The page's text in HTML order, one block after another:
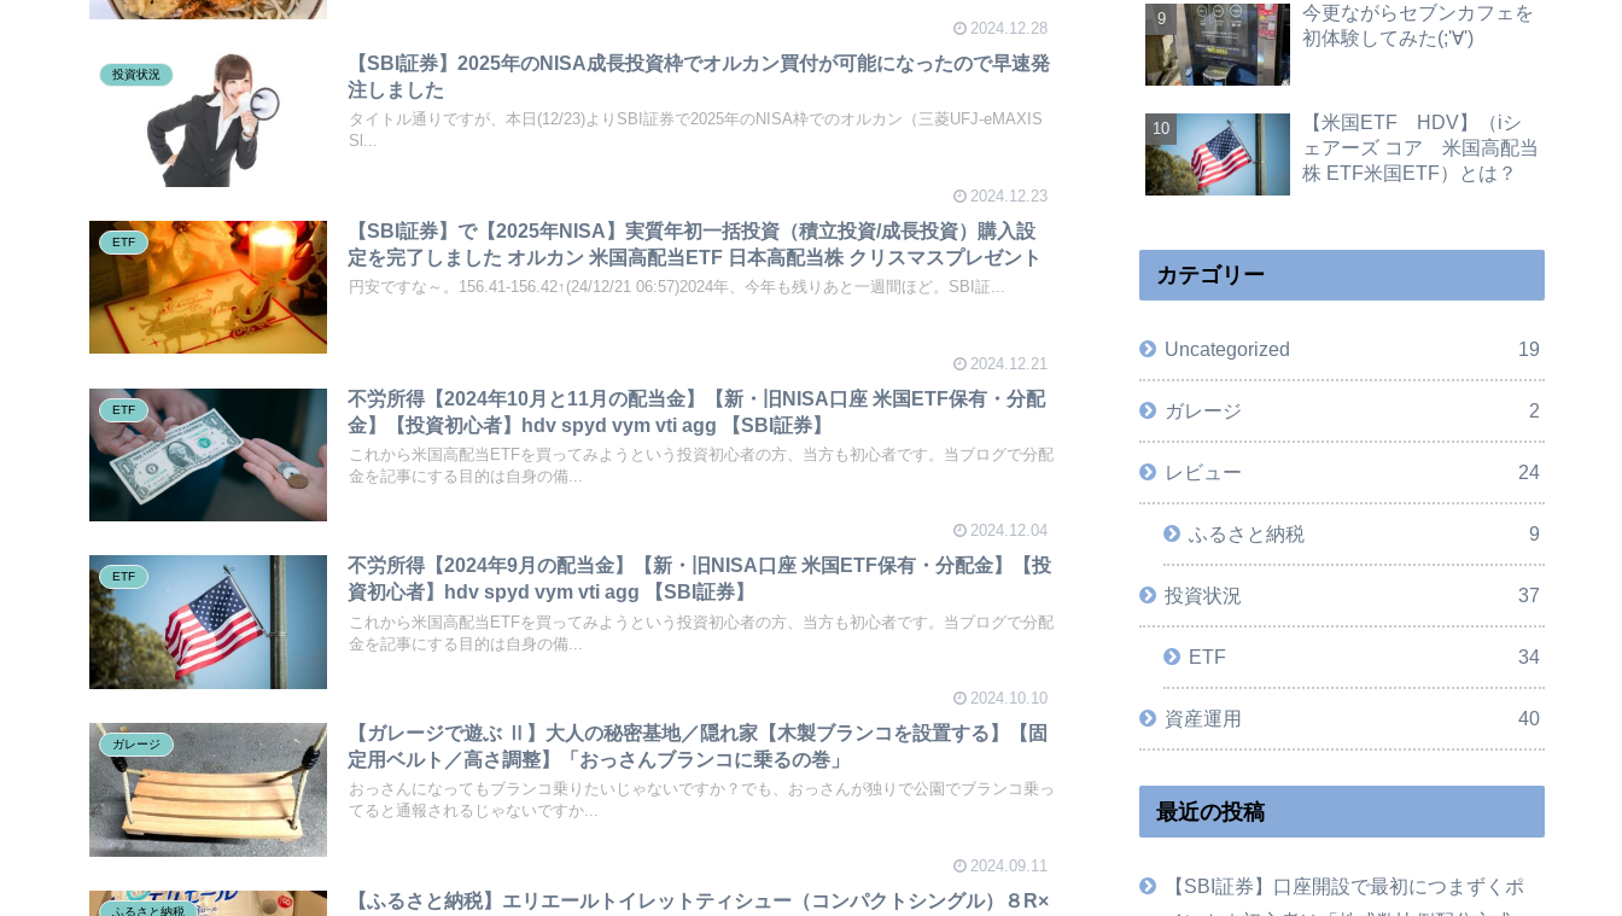
2024.12.28
投資状況
【SBI証券】2025年のNISA成長投資枠でオルカン買付が可能になったので早速発
注しました
タイトル通りですが、本日(12/23)よりSBI証券で2025年のNISA枠でのオルカン（三菱UFJ-eMAXIS
Sl...
2024.12.23
ETF
【SBI証券】で【2025年NISA】実質年初一括投資（積立投資/成長投資）購入設
定を完了しました オルカン 米国高配当ETF 日本高配当株 クリスマスプレゼント
円安ですな～。156.41-156.42↑(24/12/21 06:57)2024年、今年も残りあと一週間ほど。SBI証...
2024.12.21
ETF
不労所得【2024年10月と11月の配当金】【新・旧NISA口座 米国ETF保有・分配
金】【投資初心者】hdv spyd vym vti agg 【SBI証券】
これから米国高配当ETFを買ってみようという投資初心者の方、当方も初心者です。当ブログで分配
金を記事にする目的は自身の備...
2024.12.04
ETF
不労所得【2024年9月の配当金】【新・旧NISA口座 米国ETF保有・分配金】【投
資初心者】hdv spyd vym vti agg 【SBI証券】
これから米国高配当ETFを買ってみようという投資初心者の方、当方も初心者です。当ブログで分配
金を記事にする目的は自身の備...
2024.10.10
ガレージ
【ガレージで遊ぶ Ⅱ】大人の秘密基地／隠れ家【木製ブランコを設置する】【固
定用ベルト／高さ調整】「おっさんブランコに乗るの巻」
おっさんになってもブランコ乗りたいじゃないですか？でも、おっさんが独りで公園でブランコ乗っ
てると通報されるじゃないですか...
2024.09.11
ふるさと納税
【ふるさと納税】エリエールトイレットティシュー（コンパクトシングル）８R×
今更ながらセブンカフェを
初体験してみた(;'∀')
【米国ETF HDV】（iシ
ェアーズ コア 米国高配当
株 ETF米国ETF）とは？
カテゴリー
Uncategorized 19
ガレージ 2
レビュー 24
ふるさと納税 9
投資状況 37
ETF 34
資産運用 40
最近の投稿
【SBI証券】口座開設で最初につまずくポ